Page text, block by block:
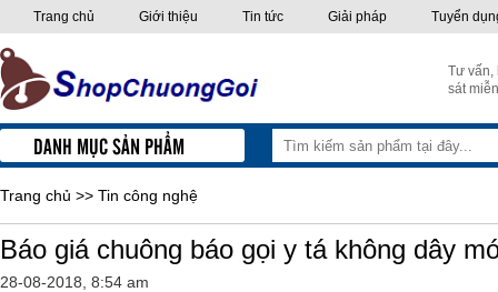
Trang chủ Giới thiệu Tin tức Giải pháp Tuyển
Tư vấn,
sát
DANH MỤC SẢN PHẨM
Trang chủ >> Tin công nghệ
Báo giá chuông báo gọi y tá không dây
28-08-2018, 8:54 am